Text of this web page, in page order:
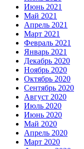
Июнь 2021
Май 2021
Апрель 2021
Март 2021
Февраль 2021
Январь 2021
Декабрь 2020
Ноябрь 2020
Октябрь 2020
Сентябрь 2020
Август 2020
Июль 2020
Июнь 2020
Май 2020
Апрель 2020
Март 2020